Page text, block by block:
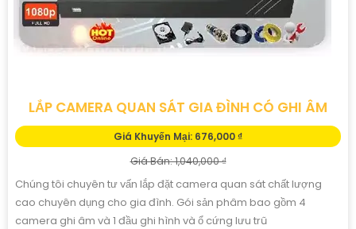
LẮP CAMERA QUAN SÁT GIA ĐÌNH CÓ GHI ÂM
Giá Khuyến Mại: 676,000 ₫
Giá Bán: 1,040,000 ₫
Chúng tôi chuyên tư vấn lắp đặt camera quan sát chất lượng
cao chuyên dụng cho gia đình. Gói sản phâm bao gồm 4
camera ghi âm và 1 đầu ghi hình và ổ cứng lưu trũ